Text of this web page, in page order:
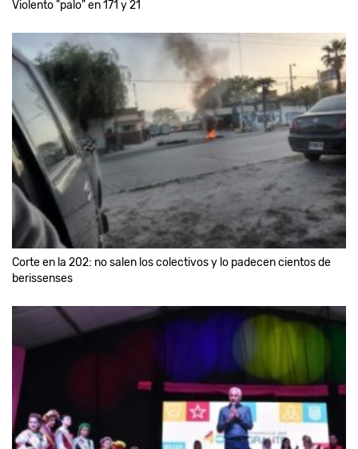
Violento "palo" en 171 y 21
Corte en la 202: no salen los colectivos y lo padecen cientos de
berissenses